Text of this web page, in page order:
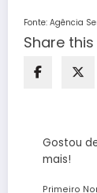
Fonte: Agência
Share
Gostou
mais!
Primeiro